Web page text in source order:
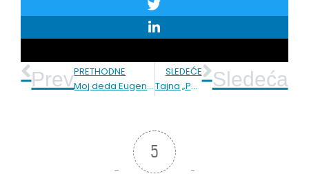
PrevPRETHODNE
Moj deda Eugen Paul: Damski hod i dizel alarm
SLEDEĆE
Tajna „Pasuljijada“ u Bavaništu ili kako obesmisliti manifestaciju?
Sledeća
5